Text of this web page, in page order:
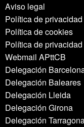
Aviso legal
Política de privacidad
Política de cookies
Política de
Webmail APttCB
Delegación
Delegación Baleares
Delegación Lleida
Delegación Girona
Delegación